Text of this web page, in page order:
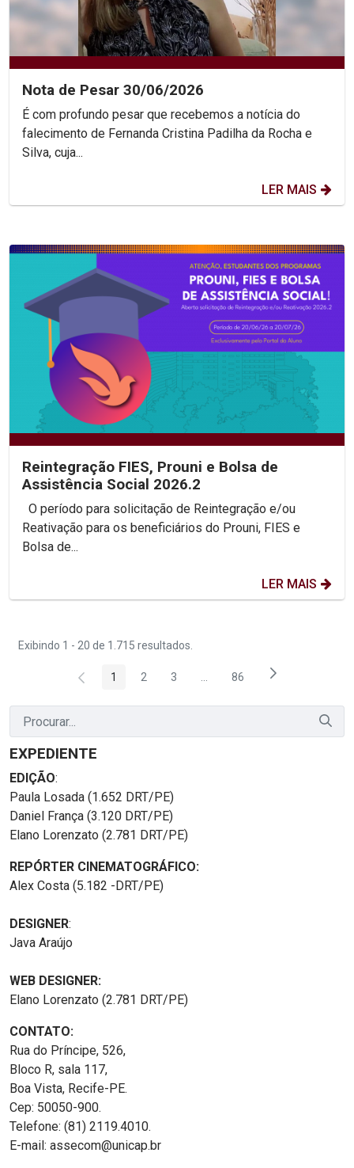
Nota de Pesar 30/06/2026
É com profundo pesar que recebemos a notícia do
falecimento de Fernanda Cristina Padilha da Rocha e
Silva, cuja...
LER MAIS
Reintegração FIES, Prouni e Bolsa de
Assistência Social 2026.2
Reativação para os beneficiários do Prouni, FIES e
Bolsa de...
LER MAIS
Exibindo 1 - 20 de 1.715 resultados.
Página
1 Página
2 Página
3 Páginas intermediárias Usar
Página
86
EXPEDIENTE
EDIÇÃO:
Paula Losada (1.652 DRT/PE)
Daniel França (3.120 DRT/PE)
Elano Lorenzato (2.781 DRT/PE)
REPÓRTER CINEMATOGRÁFICO:
Alex Costa (5.182 -DRT/PE)
DESIGNER:
Java Araújo
WEB DESIGNER:
Elano Lorenzato (2.781 DRT/PE)
CONTATO:
Rua do Príncipe, 526,
Bloco R, sala 117,
Boa Vista, Recife-PE.
Cep: 50050-900.
Telefone: (81) 2119.4010.
E-mail: assecom@unicap.br